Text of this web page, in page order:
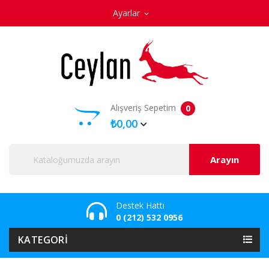
Ayarlar expand_more
Alışveriş Sepetim 0
₺0,00
Arayın
Destek Hattı
0 (212) 532 0956
KATEGORI